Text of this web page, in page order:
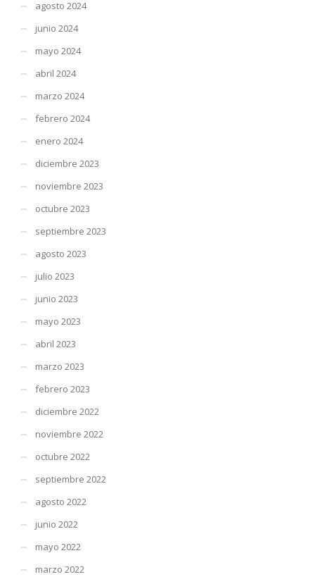
agosto 2024
junio 2024
mayo 2024
abril 2024
marzo 2024
febrero 2024
enero 2024
diciembre 2023
noviembre 2023
octubre 2023
septiembre 2023
agosto 2023
julio 2023
junio 2023
mayo 2023
abril 2023
marzo 2023
febrero 2023
diciembre 2022
noviembre 2022
octubre 2022
septiembre 2022
agosto 2022
junio 2022
mayo 2022
marzo 2022